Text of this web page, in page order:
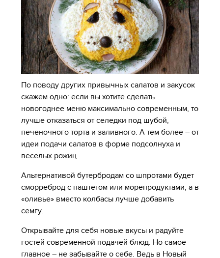
По поводу других привычных салатов и закусок
скажем одно: если вы хотите сделать
новогоднее меню максимально современным, то
лучше отказаться от селедки под шубой,
печеночного торта и заливного. А тем более – от
идеи подачи салатов в форме подсолнуха и
веселых рожиц.
Альтернативой бутербродам со шпротами будет
сморреброд с паштетом или морепродуктами, а в
«оливье» вместо колбасы лучше добавить
семгу.
Открывайте для себя новые вкусы и радуйте
гостей современной подачей блюд. Но самое
главное – не забывайте о себе. Ведь в Новый